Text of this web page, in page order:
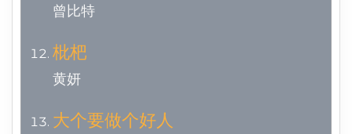
曾比特
枇杷
黄妍
大个要做个好人